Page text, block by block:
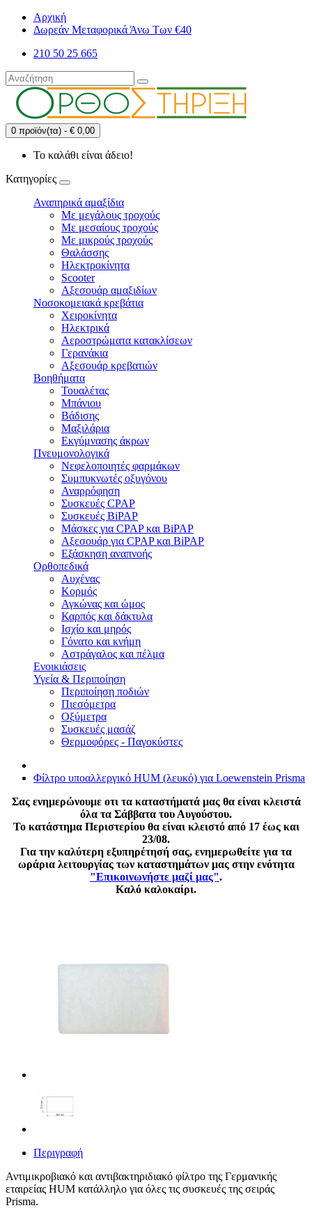
Αρχική
Δωρεάν Μεταφορικά Άνω Των €40
210 50 25 665
0 προϊόν(τα) - € 0,00
Το καλάθι είναι άδειο!
Κατηγορίες
Αναπηρικά αμαξίδια
Με μεγάλους τροχούς
Με μεσαίους τροχούς
Με μικρούς τροχούς
Θαλάσσης
Ηλεκτροκίνητα
Scooter
Αξεσουάρ αμαξιδίων
Νοσοκομειακά κρεβάτια
Χειροκίνητα
Ηλεκτρικά
Αεροστρώματα κατακλίσεων
Γερανάκια
Αξεσουάρ κρεβατιών
Βοηθήματα
Τουαλέτας
Μπάνιου
Βάδισης
Μαξιλάρια
Εκγύμνασης άκρων
Πνευμονολογικά
Νεφελοποιητές φαρμάκων
Συμπυκνωτές οξυγόνου
Αναρρόφηση
Συσκευές CPAP
Συσκευές BiPAP
Μάσκες για CPAP και BiPAP
Αξεσουάρ για CPAP και BiPAP
Εξάσκηση αναπνοής
Ορθοπεδικά
Αυχένας
Κορμός
Αγκώνας και ώμος
Καρπός και δάκτυλα
Ισχίο και μηρός
Γόνατο και κνήμη
Αστράγαλος και πέλμα
Ενοικιάσεις
Υγεία & Περιποίηση
Περιποίηση ποδιών
Πιεσόμετρα
Οξύμετρα
Συσκευές μασάζ
Θερμοφόρες - Παγοκύστες
Φίλτρο υποαλλεργικό HUM (λευκό) για Loewenstein Prisma
Σας ενημερώνουμε οτι τα καταστήματά μας θα είναι κλειστά
όλα τα Σάββατα του Αυγούστου.
Το κατάστημα Περιστερίου θα είναι κλειστό από 17 έως και
23/08.
Για την καλύτερη εξυπηρέτησή σας, ενημερωθείτε για τα
ωράρια λειτουργίας των καταστημάτων μας στην ενότητα
"Επικοινωνήστε μαζί μας".
Καλό καλοκαίρι.
Περιγραφή
Αντιμικροβιακό και αντιβακτηριδιακό φίλτρο της Γερμανικής
εταιρείας HUM κατάλληλο για όλες τις συσκευές της σειράς
Prisma.